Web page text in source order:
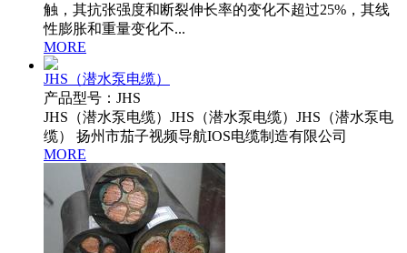
触，其抗张强度和断裂伸长率的变化不超过25%，其线
性膨胀和重量变化不...
MORE
JHS（潜水泵电缆）
产品型号：JHS
JHS（潜水泵电缆）JHS（潜水泵电缆）JHS（潜水泵电
缆） 扬州市茄子视频导航IOS电缆制造有限公司
MORE